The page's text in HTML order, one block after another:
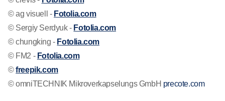
© ag visuell - Fotolia.com
© Sergiy Serdyuk - Fotolia.com
© chungking - Fotolia.com
© FM2 - Fotolia.com
©freepik.com
© omniTECHNIK Mikroverkapselungs GmbH precote.com